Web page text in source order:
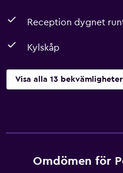
Reception dygnet
Kylskåp
Visa alla 13 bekvämligheter
Omdömen för